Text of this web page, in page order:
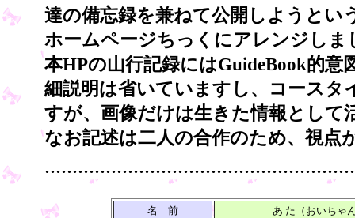
達の備忘録を兼ねて公開しようとい
ホームページちっくにアレンジしま
本HPの山行記録にはGuideBook的
細説明は省いていますし、コース
すが、画像だけは生きた情報として
なお記述は二人の合作のため、視点
名 前
あ た（おいちゃ